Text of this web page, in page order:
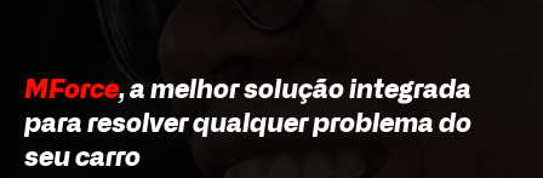
MForce, a melhor solução integrada
para resolver qualquer problema do
seu carro